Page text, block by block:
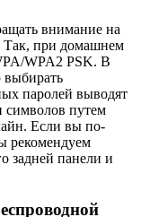
внимание на
Так, при домашнем
WPA2 PSK. В
выбирать
паролей выводят
символов путем
Если вы по-
рекомендуем
задней панели и